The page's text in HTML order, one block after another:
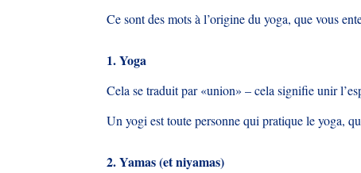
Ce sont des mots à l’origine du yoga, que vous
1. Yoga
Cela se traduit par «union» – cela signifie unir
Un yogi est toute personne qui pratique le yoga,
2. Yamas (et niyamas)